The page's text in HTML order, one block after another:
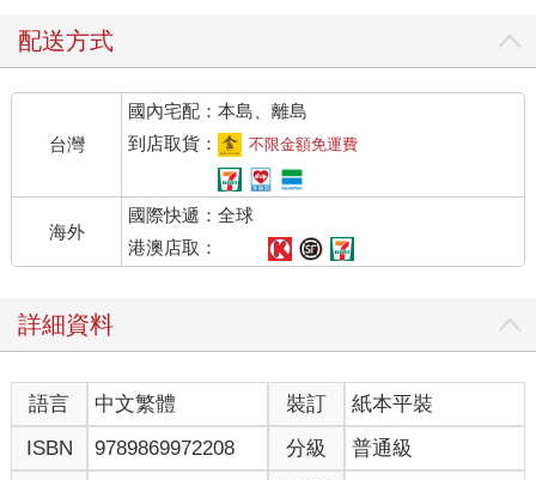
配送方式
台灣
國內宅配：本島、離島
到店取貨：
不限金額免運費
海外
國際快遞：全球
港澳店取：
詳細資料
語言 中文繁體 裝訂
紙本平裝
ISBN
9789869972208 分級 普通級